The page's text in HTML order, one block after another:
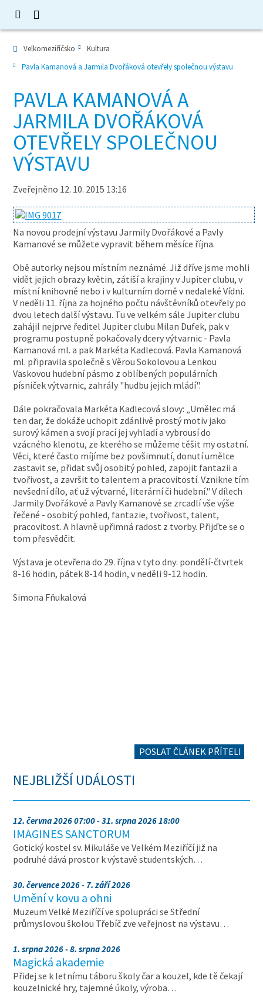
Velkomeziříčsko
Kultura
Pavla Kamanová a Jarmila Dvořáková otevřely společnou výstavu
PAVLA KAMANOVÁ A
JARMILA DVOŘÁKOVÁ
OTEVŘELY SPOLEČNOU
VÝSTAVU
Zveřejněno 12. 10. 2015 13:16
Na novou prodejní výstavu Jarmily Dvořákové a Pavly
Kamanové se můžete vypravit během měsíce října.
Obě autorky nejsou místním neznámé. Již dříve jsme mohli
vidět jejich obrazy květin, zátiší a krajiny v Jupiter clubu, v
místní knihovně nebo i v kulturním domě v nedaleké Vídni.
V neděli 11. října za hojného počtu návštěvníků otevřely po
dvou letech další výstavu. Tu ve velkém sále Jupiter clubu
zahájil nejprve ředitel Jupiter clubu Milan Dufek, pak v
programu postupně pokačovaly dcery výtvarnic - Pavla
Kamanová ml. a pak Markéta Kadlecová. Pavla Kamanová
ml. připravila společně s Věrou Sokolovou a Lenkou
Vaskovou hudební pásmo z oblíbených populárních
písniček výtvarnic, zahrály "hudbu jejich mládí".
Dále pokračovala Markéta Kadlecová slovy: „Umělec má
ten dar, že dokáže uchopit zdánlivě prostý motiv jako
surový kámen a svojí prací jej vyhladí a vybrousí do
vzácného klenotu, ze kterého se můžeme těšit my ostatní.
Věci, které často míjíme bez povšimnutí, donutí umělce
zastavit se, přidat svůj osobitý pohled, zapojit fantazii a
tvořivost, a završit to talentem a pracovitostí. Vznikne tím
nevšední dílo, ať už výtvarné, literární či hudební." V dílech
Jarmily Dvořákové a Pavly Kamanové se zrcadlí vše výše
řečené - osobitý pohled, fantazie, tvořivost, talent,
pracovitost. A hlavně upřimná radost z tvorby. Přijďte se o
tom přesvědčit.
Výstava je otevřena do 29. října v tyto dny: pondělí-čtvrtek
8-16 hodin, pátek 8-14 hodin, v neděli 9-12 hodin.
Simona Fňukalová
POSLAT ČLÁNEK PŘÍTELI
NEJBLIŽŠÍ UDÁLOSTI
12. června 2026 07:00 - 31. srpna 2026 18:00
IMAGINES SANCTORUM
Gotický kostel sv. Mikuláše ve Velkém Meziříčí již na
podruhé dává prostor k výstavě studentských…
30. července 2026 - 7. září 2026
Umění v kovu a ohni
Muzeum Velké Meziříčí ve spolupráci se Střední
průmyslovou školou Třebíč zve veřejnost na výstavu…
1. srpna 2026 - 8. srpna 2026
Magická akademie
Přidej se k letnímu táboru školy čar a kouzel, kde tě čekají
kouzelnické hry, tajemné úkoly, výroba…